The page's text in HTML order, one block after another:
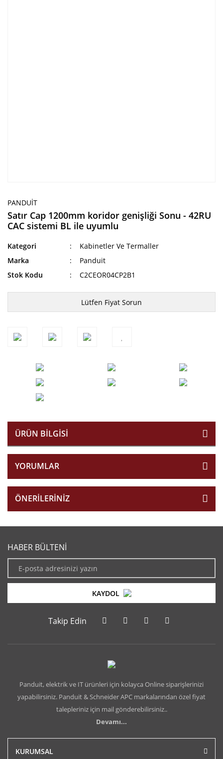
PANDUIT
Satır Cap 1200mm koridor genişliği Sonu - 42RU
CAC sistemi BL ile uyumlu
Kategori
Kabinetler Ve Termaller
Marka
Panduit
Stok Kodu
C2CEOR04CP2B1
Lütfen Fiyat Sorun
ÜRÜN BILGISI
YORUMLAR
ÖNERILERINIZ
HABER BÜLTENİ
KAYDOL
Takip Edin
Panduit, elektrik ve IT ürünleri için kolayca Online siparişlerinizi
yapabilirsiniz. Panduit & Schneider APC markalarından özel fiyat
talepleriniz için mail gönderebilirsiniz..
Devamı...
KURUMSAL